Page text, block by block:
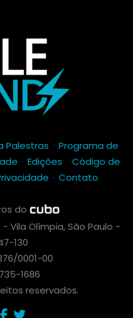
Palestras - Programa de
- Edições - Código de
- Contato
do
Vila Olímpia, São Paulo -
130
0001-00
1686
reservados.